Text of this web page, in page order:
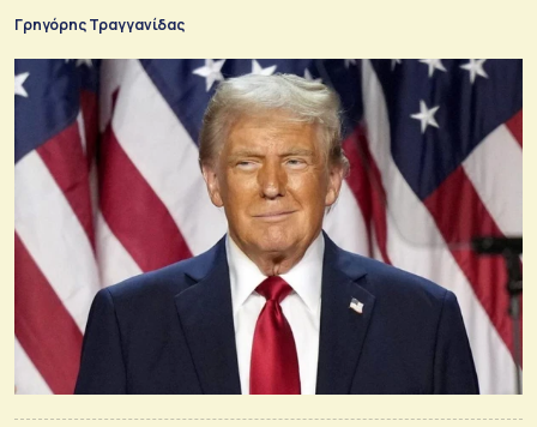
Γρηγόρης Τραγγανίδας